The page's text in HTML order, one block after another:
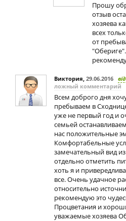
Прошу
отзыв
хозяева
всех
от
Виктория, 29.06.2016
ложный комментарий
Всем доброго дня
пребываем в
уже не первый год и
семьей
нас положительные
Комфортабельные
замечательный вид
отдельно отметить
хоть я и
все. Очень удачное
относительно
рекомендую это
Процветания и
уважаемые хозяева